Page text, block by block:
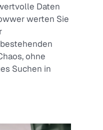
Daten
werten Sie
ohne
Suchen in